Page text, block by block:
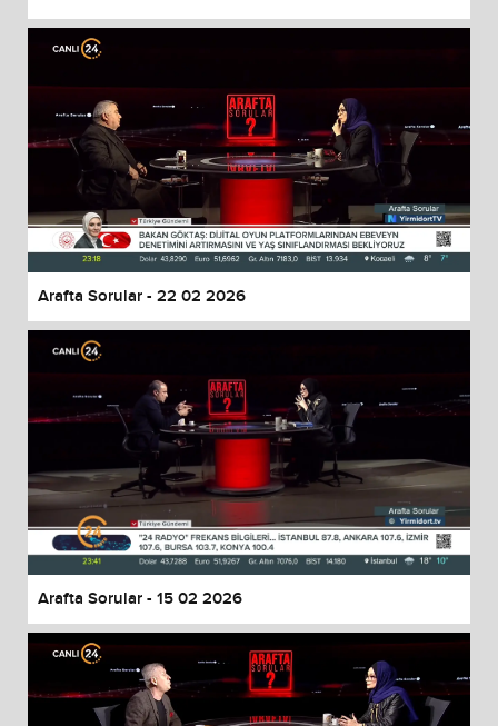
Arafta Sorular - 22 02 2026
Arafta Sorular - 15 02 2026